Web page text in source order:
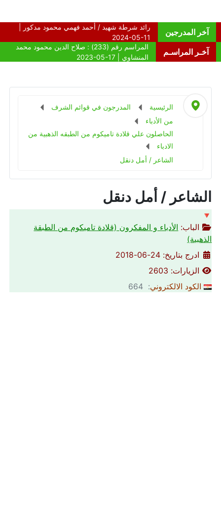
آخر المدرجين
آخـر المراسـم
الرئيسية
المدرجون في قوائم الشرف
من الأدباء
الحاصلون علي قلادة تاميكوم من الطبقه الذهبية من
الادباء
الشاعر / أمل دنقل
الشاعر / أمل دنقل
🔻
الباب: الأدباء و المفكرون (قلادة تاميكوم من الطبقة
الذهبية)
ادرج بتاريخ: 24-06-2018
الزيارات: 2603
الكود الالكتروني: 664